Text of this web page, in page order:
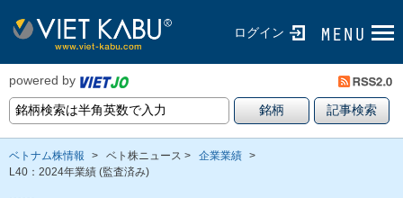
ログイン
powered by
ベトナム株情報 > ベト株ニュース > 企業業績 >
L40：2024年業績 (監査済み)